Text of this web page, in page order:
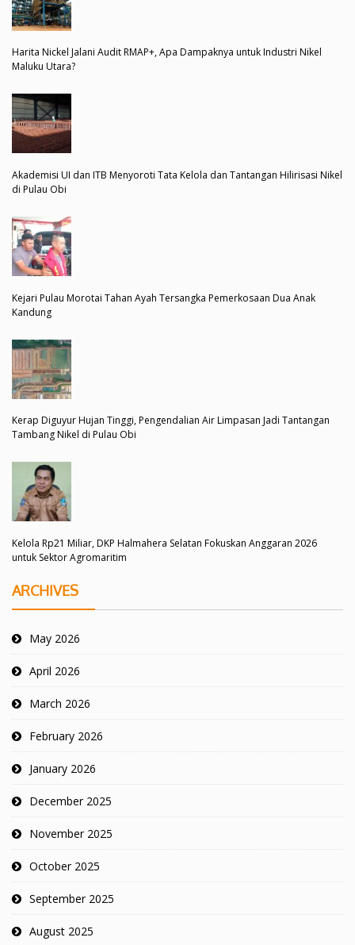
Harita Nickel Jalani Audit RMAP+, Apa Dampaknya untuk Industri Nikel
Maluku Utara?
Akademisi UI dan ITB Menyoroti Tata Kelola dan Tantangan Hilirisasi Nikel
di Pulau Obi
Kejari Pulau Morotai Tahan Ayah Tersangka Pemerkosaan Dua Anak
Kandung
Kerap Diguyur Hujan Tinggi, Pengendalian Air Limpasan Jadi Tantangan
Tambang Nikel di Pulau Obi
Kelola Rp21 Miliar, DKP Halmahera Selatan Fokuskan Anggaran 2026
untuk Sektor Agromaritim
ARCHIVES
May 2026
April 2026
March 2026
February 2026
January 2026
December 2025
November 2025
October 2025
September 2025
August 2025